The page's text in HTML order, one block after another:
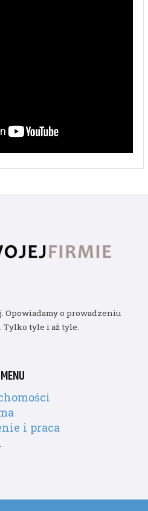
Opowiadamy o prowadzeniu
Tylko tyle i aż tyle.
MENU
i praca